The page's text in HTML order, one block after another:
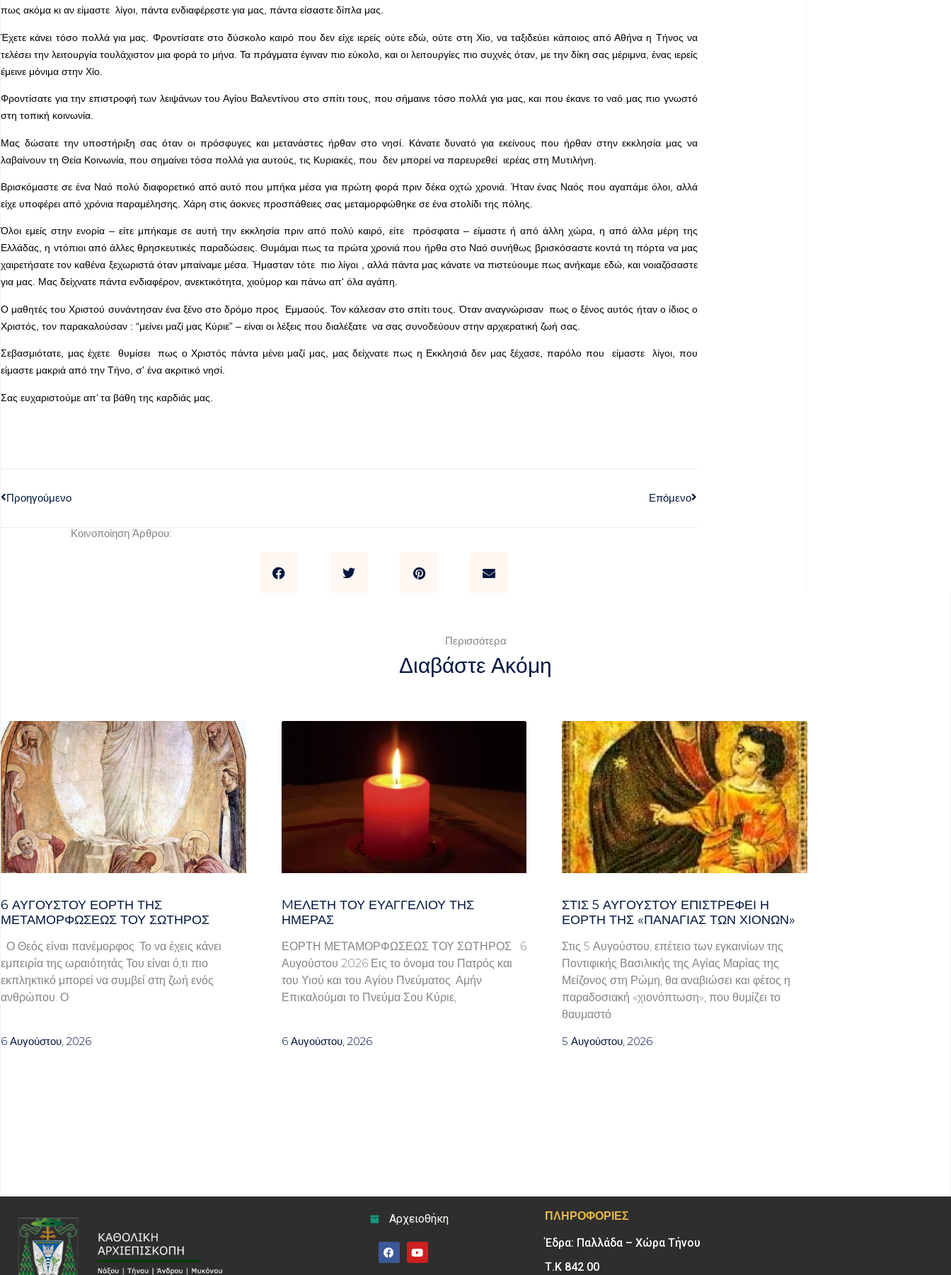
πως ακόμα κι αν είμαστε λίγοι, πάντα ενδιαφέρεστε για μας, πάντα είσαστε δίπλα μας.
Έχετε κάνει τόσο πολλά για μας. Φροντίσατε στο δύσκολο καιρό που δεν είχε ιερείς ούτε εδώ, ούτε στη Χίο, να ταξιδεύει κάποιος από Αθήνα η Τήνος να
τελέσει την λειτουργία τουλάχιστον μια φορά το μήνα. Τα πράγματα έγιναν πιο εύκολο, και οι λειτουργίες πιο συχνές όταν, με την δίκη σας μέριμνα, ένας ιερείς
έμεινε μόνιμα στην Χίο.
Φροντίσατε για την επιστροφή των λειψάνων του Αγίου Βαλεντίνου στο σπίτι τους, που σήμαινε τόσο πολλά για μας, και που έκανε το ναό μας πιο γνωστό
στη τοπική κοινωνία.
Μας δώσατε την υποστήριξη σας όταν οι πρόσφυγες και μετανάστες ήρθαν στο νησί. Κάνατε δυνατό για εκείνους που ήρθαν στην εκκλησία μας να
λαβαίνουν τη Θεία Κοινωνία, που σημαίνει τόσα πολλά για αυτούς, τις Κυριακές, που δεν μπορεί να παρευρεθεί ιερέας στη Μυτιλήνη.
Βρισκόμαστε σε ένα Ναό πολύ διαφορετικό από αυτό που μπήκα μέσα για πρώτη φορά πριν δέκα οχτώ χρονιά. Ήταν ένας Ναός που αγαπάμε όλοι, αλλά
είχε υποφέρει από χρόνια παραμέλησης. Χάρη στις άοκνες προσπάθειες σας μεταμορφώθηκε σε ένα στολίδι της πόλης.
Όλοι εμείς στην ενορία – είτε μπήκαμε σε αυτή την εκκλησία πριν από πολύ καιρό, είτε πρόσφατα – είμαστε ή από άλλη χώρα, η από άλλα μέρη της
Ελλάδας, η ντόπιοι από άλλες θρησκευτικές παραδώσεις. Θυμάμαι πως τα πρώτα χρονιά που ήρθα στο Ναό συνήθως βρισκόσαστε κοντά τη πόρτα να μας
χαιρετήσατε τον καθένα ξεχωριστά όταν μπαίναμε μέσα. Ήμασταν τότε πιο λίγοι , αλλά πάντα μας κάνατε να πιστεύουμε πως ανήκαμε εδώ, και νοιαζόσαστε
για μας. Μας δείχνατε πάντα ενδιαφέρον, ανεκτικότητα, χιούμορ και πάνω απ' όλα αγάπη.
Ο μαθητές του Χριστού συνάντησαν ένα ξένο στο δρόμο προς Εμμαούς. Τον κάλεσαν στο σπίτι τους. Όταν αναγνώρισαν πως ο ξένος αυτός ήταν ο ίδιος ο
Χριστός, τον παρακαλούσαν : “μείνει μαζί μας Κύριε” – είναι οι λέξεις που διαλέξατε να σας συνοδεύουν στην αρχιερατική ζωή σας.
Σεβασμιότατε, μας έχετε θυμίσει πως ο Χριστός πάντα μένει μαζί μας, μας δείχνατε πως η Εκκλησιά δεν μας ξέχασε, παρόλο που είμαστε λίγοι, που
είμαστε μακριά από την Τήνο, σ' ένα ακριτικό νησί.
Σας ευχαριστούμε απ’ τα βάθη της καρδιάς μας.
Προηγούμενο Επόμενο
Κοινοποίηση Άρθρου:
Περισσότερα
Διαβάστε Ακόμη
6 ΑΥΓΟΥΣΤΟΥ ΕΟΡΤΗ ΤΗΣ
ΜΕΤΑΜΟΡΦΩΣΕΩΣ ΤΟΥ ΣΩΤΗΡΟΣ
Ο Θεός είναι πανέμορφος. Το να έχεις κάνει
εμπειρία της ωραιότητάς Του είναι ό,τι πιο
εκπληκτικό μπορεί να συμβεί στη ζωή ενός
ανθρώπου. Ο
6 Αυγούστου, 2026
MΕΛΈΤΗ ΤΟΥ ΕΥΑΓΓΕΛΊΟΥ ΤΗΣ
ΗΜΈΡΑΣ
ΕΟΡΤΗ ΜΕΤΑΜΟΡΦΩΣΕΩΣ ΤΟΥ ΣΩΤΗΡΟΣ 6
Αυγούστου 2026 Εις το όνομα του Πατρός και
του Υιού και του Αγίου Πνεύματος. Αμήν
Επικαλούμαι το Πνεύμα Σου Κύριε,
6 Αυγούστου, 2026
ΣΤΙΣ 5 ΑΥΓΟΎΣΤΟΥ ΕΠΙΣΤΡΈΦΕΙ Η
ΕΟΡΤΉ ΤΗΣ «ΠΑΝΑΓΊΑΣ ΤΩΝ ΧΙΌΝΩΝ»
Στις 5 Αυγούστου, επέτειο των εγκαινίων της
Ποντιφικής Βασιλικής της Αγίας Μαρίας της
Μείζονος στη Ρώμη, θα αναβιώσει και φέτος η
παραδοσιακή «χιονόπτωση», που θυμίζει το
θαυμαστό
5 Αυγούστου, 2026
Αρχειοθήκη
ΠΛΗΡΟΦΟΡΊΕΣ
Έδρα: Παλλάδα – Χώρα Τήνου
Τ.Κ 842 00